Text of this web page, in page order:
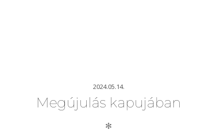
2024.05.14.
Megújulás kapujában
✻